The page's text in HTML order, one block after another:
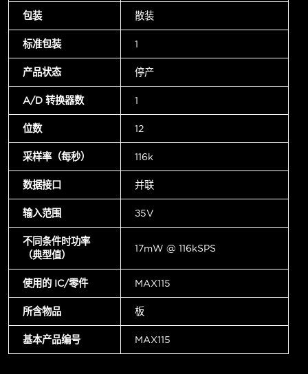
包装 散装
标准包装 1
产品状态 停产
A/D 转换器数 1
位数 12
采样率（每秒） 116k
数据接口 并联
输入范围 ±5V
不同条件时功率
（典型值）
17mW @ 116kSPS
使用的 IC/零件 MAX115
所含物品 板
基本产品编号 MAX115